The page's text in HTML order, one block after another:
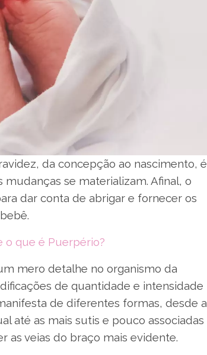
da concepção ao nascimento, é
se materializam. Afinal, o
dar conta de abrigar e fornecer os
o que é Puerpério?
mero detalhe no organismo da
de quantidade e intensidade
de diferentes formas, desde a
até as mais sutis e pouco associadas
as veias do braço mais evidente.